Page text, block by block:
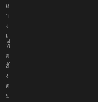
ล
า
ง
เ
พื่
อ
สั
ง
ค
ม